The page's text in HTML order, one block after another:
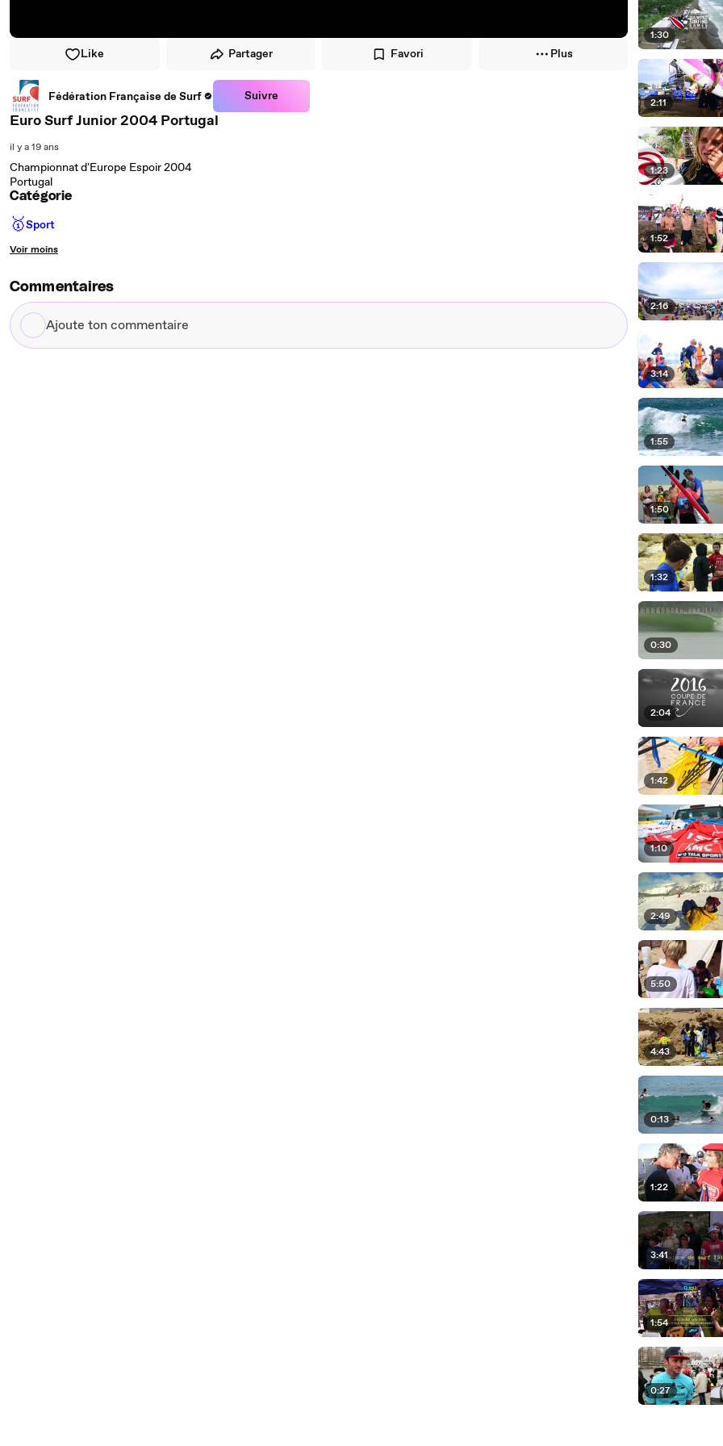
Like Partager Favori Plus
Fédération Française de Surf Suivre
Euro Surf Junior 2004 Portugal
il y a 19 ans
Championnat d'Europe Espoir 2004
Portugal
Catégorie
🥇Sport
Voir moins
Commentaires
Ajoute
ton
1:30
2:11
1:23
1:52
2:16
3:14
1:55
1:50
1:32
0:30
2:04
1:42
1:10
2:49
5:50
4:43
0:13
1:22
3:41
1:54
0:27